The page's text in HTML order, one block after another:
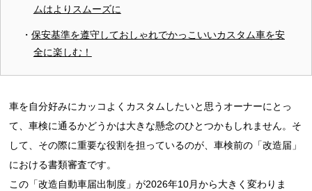
ムはよりスムーズに
保安基準を遵守しておしゃれでかっこいいカスタム車を安
全に楽しむ！
車を自分好みにカッコよくカスタムしたいと思うオーナーにとっ
て、車検に通るかどうかは大きな懸念のひとつかもしれません。そ
して、その際に重要な役割を担っているのが、車検前の「改造届」
における書類審査です。
この「改造自動車届出制度」が2026年10月から大きく変わりま